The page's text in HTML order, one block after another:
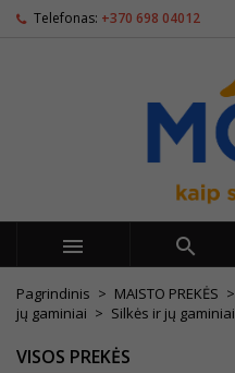
Telefonas: +370 698 04012
 
Pagrindinis MAISTO PREKĖS
jų gaminiai
Silkės ir jų gaminiai
VISOS PREKĖS